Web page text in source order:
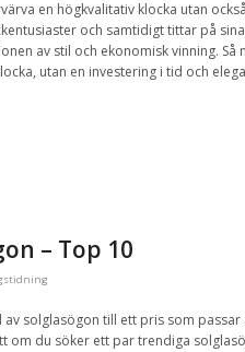
en högkvalitativ klocka utan
och samtidigt tittar på
av stil och ekonomisk vinning.
utan en investering i tid och
– Top 10
solglasögon till ett pris som
om du söker ett par trendiga